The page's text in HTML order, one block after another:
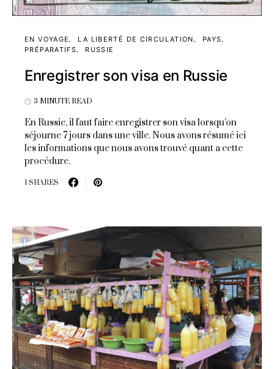
EN VOYAGE LA LIBERTÉ DE CIRCULATION
PAYS
PRÉPARATIFS
RUSSIE
Enregistrer son visa en Russie
3 MINUTE READ
En Russie, il faut faire enregistrer son visa lorsqu'on
séjourne 7 jours dans une ville. Nous avons résumé ici
les informations que nous avons trouvé quant a cette
procédure.
1 SHARES